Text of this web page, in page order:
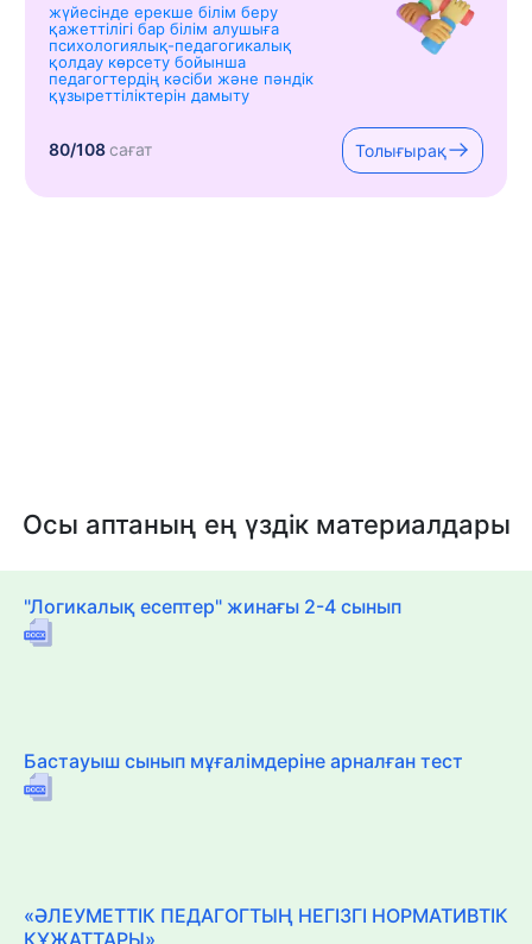
жүйесінде ерекше білім беру
қажеттілігі бар білім алушыға
психологиялық-педагогикалық
қолдау көрсету бойынша
педагогтердің кәсіби және пәндік
құзыреттіліктерін дамыту
80/108сағат Толығырақ
Осы аптаның ең үздік материалдары
"Логикалық есептер" жинағы 2-4 сынып
Бастауыш сынып мұғалімдеріне арналған тест
«ӘЛЕУМЕТТІК ПЕДАГОГТЫҢ НЕГІЗГІ НОРМАТИВТІК
ҚҰЖАТТАРЫ»